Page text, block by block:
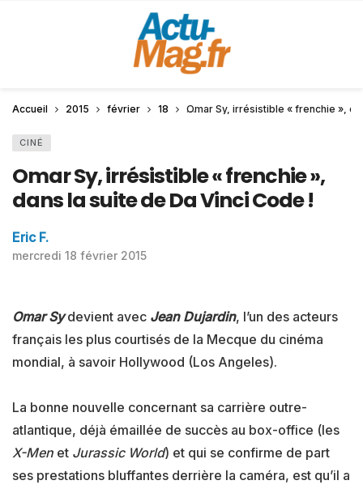
Accueil 2015 février 18 Omar Sy, irrésistible « frenchie »,
CINÉ
Omar Sy, irrésistible « frenchie »,
dans la suite de Da Vinci Code !
Eric F.
mercredi 18 février 2015
Omar Sy devient avec Jean Dujardin, l’un des acteurs
français les plus courtisés de la Mecque du cinéma
mondial, à savoir Hollywood (Los Angeles).
La bonne nouvelle concernant sa carrière outre-
atlantique, déjà émaillée de succès au box-office (les
X-Men et Jurassic World) et qui se confirme de part
ses prestations bluffantes derrière la caméra, est qu’il a